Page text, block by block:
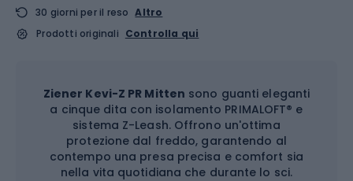
30 giorni per il reso Altro
Prodotti originali Controlla qui
Ziener Kevi-Z PR Mitten sono guanti eleganti
a cinque dita con isolamento PRIMALOFT® e
sistema Z-Leash. Offrono un'ottima
protezione dal freddo, garantendo al
contempo una presa precisa e comfort sia
nella vita quotidiana che durante lo sci.